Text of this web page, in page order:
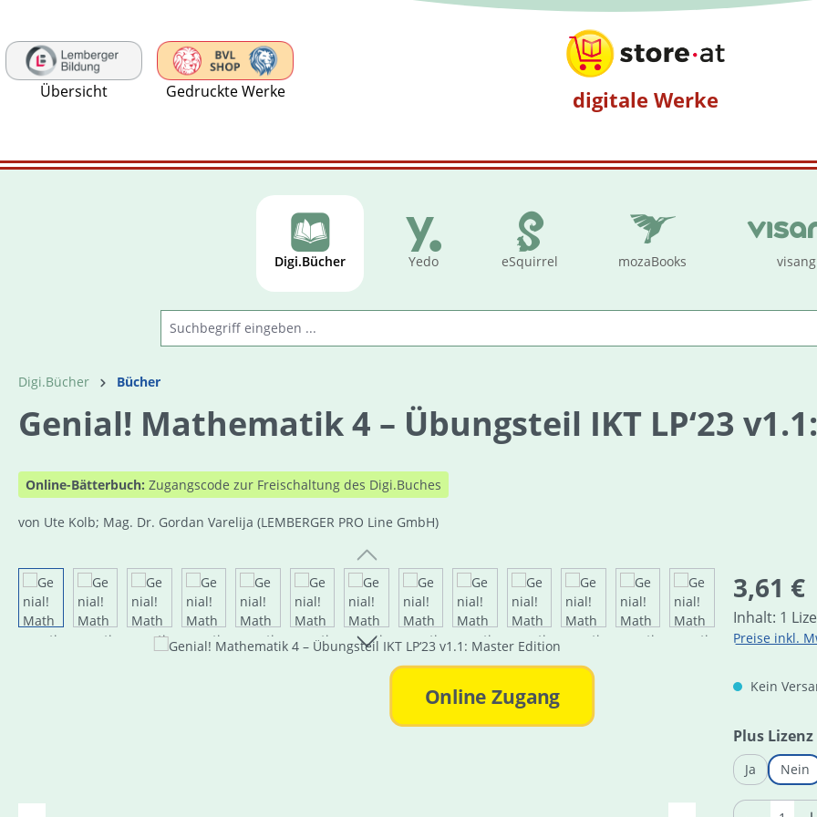
Übersicht Gedruckte Werke digitale Werke
Digi.Bücher Yedo eSquirrel mozaBooks visang
Digi.Bücher Bücher
Genial! Mathematik 4 – Übungsteil IKT LP‘23
Online-Bätterbuch: Zugangscode zur Freischaltung des Digi.Buches
von Ute Kolb; Mag. Dr. Gordan Varelija (LEMBERGER PRO Line GmbH)
Bildergalerie überspringen
Online Zugang
Regulärer
3,61 €
Inhalt: 1
Preise inkl.
Kein
Plus Lizenz
Ja Nein